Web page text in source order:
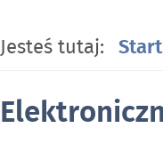
(ESP)
Jesteś tutaj: Start